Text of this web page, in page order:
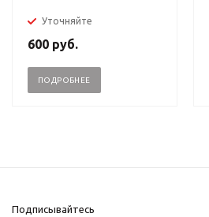
Уточняйте
600 руб.
ПОДРОБНЕЕ
Подписывайтесь